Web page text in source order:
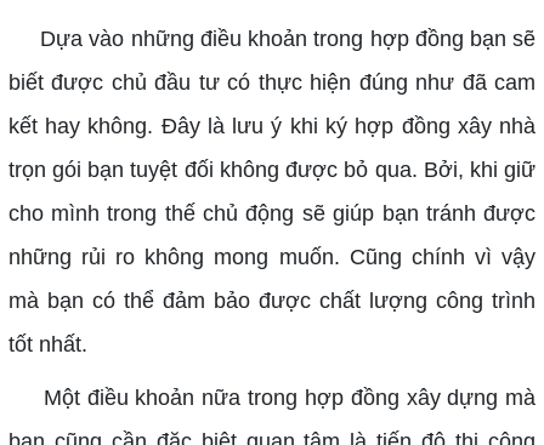
Dựa vào những điều khoản trong hợp đồng bạn sẽ
biết được chủ đầu tư có thực hiện đúng như đã cam
kết hay không. Đây là lưu ý khi ký hợp đồng xây nhà
trọn gói bạn tuyệt đối không được bỏ qua. Bởi, khi giữ
cho mình trong thế chủ động sẽ giúp bạn tránh được
những rủi ro không mong muốn. Cũng chính vì vậy
mà bạn có thể đảm bảo được chất lượng công trình
tốt nhất.
Một điều khoản nữa trong hợp đồng xây dựng mà